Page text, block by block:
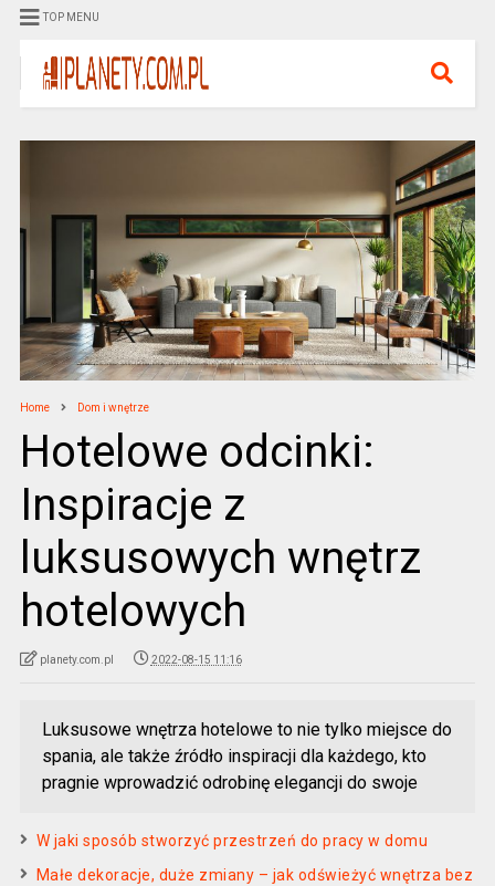
TOP MENU
Home Dom i wnętrze
Hotelowe odcinki:
Inspiracje z
luksusowych wnętrz
hotelowych
planety.com.pl 2022-08-15 11:16
Luksusowe wnętrza hotelowe to nie tylko miejsce do
spania, ale także źródło inspiracji dla każdego, kto
pragnie wprowadzić odrobinę elegancji do swoje
W jaki sposób stworzyć przestrzeń do pracy w domu
Małe dekoracje, duże zmiany – jak odświeżyć wnętrza bez